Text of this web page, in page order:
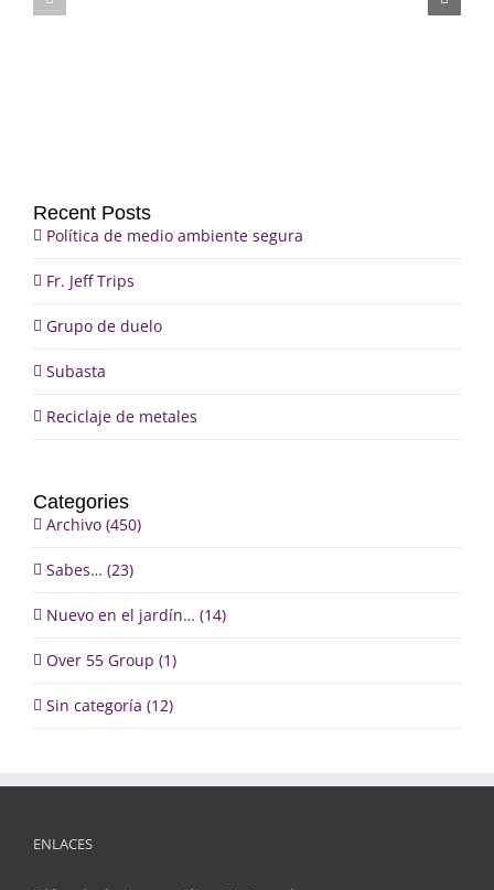
Recent Posts
Política de medio ambiente segura
Fr. Jeff Trips
Grupo de duelo
Subasta
Reciclaje de metales
Categories
Archivo (450)
Sabes… (23)
Nuevo en el jardín… (14)
Over 55 Group (1)
Sin categoría (12)
ENLACES